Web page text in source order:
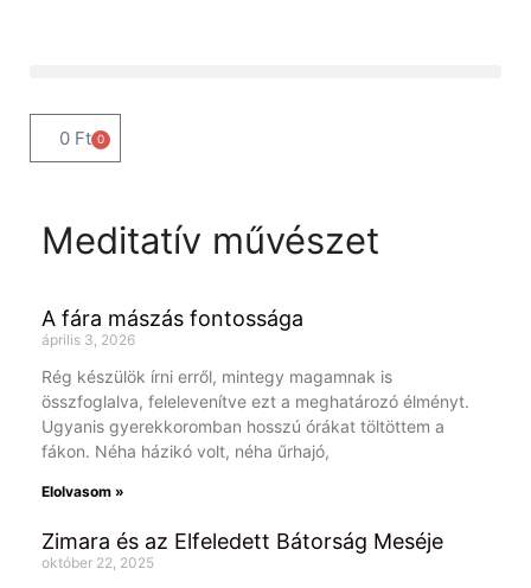
0 Ft 0
Meditatív művészet
A fára mászás fontossága
április 3, 2026
Rég készülök írni erről, mintegy magamnak is
összfoglalva, felelevenítve ezt a meghatározó élményt.
Ugyanis gyerekkoromban hosszú órákat töltöttem a
fákon. Néha házikó volt, néha űrhajó,
Elolvasom »
Zimara és az Elfeledett Bátorság Meséje
október 22, 2025